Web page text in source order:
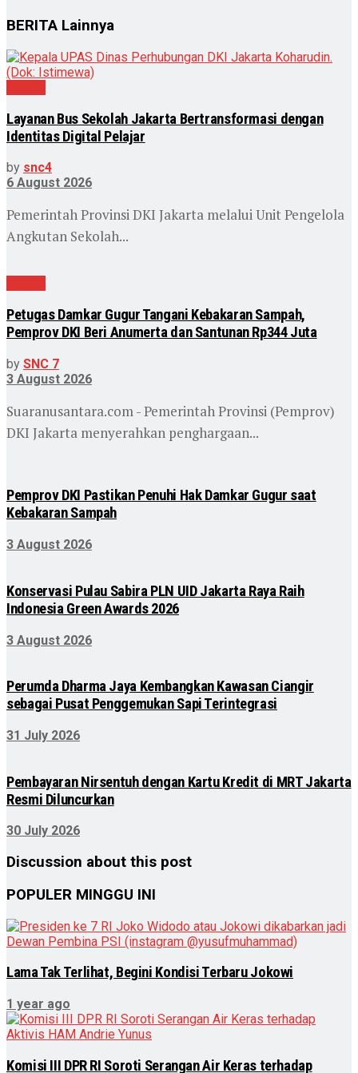
BERITA Lainnya
Layanan Bus Sekolah Jakarta Bertransformasi dengan
Identitas Digital Pelajar
by snc4
6 August 2026
Pemerintah Provinsi DKI Jakarta melalui Unit Pengelola
Angkutan Sekolah...
Petugas Damkar Gugur Tangani Kebakaran Sampah,
Pemprov DKI Beri Anumerta dan Santunan Rp344 Juta
by SNC 7
3 August 2026
Suaranusantara.com - Pemerintah Provinsi (Pemprov)
DKI Jakarta menyerahkan penghargaan...
Pemprov DKI Pastikan Penuhi Hak Damkar Gugur saat
Kebakaran Sampah
3 August 2026
Konservasi Pulau Sabira PLN UID Jakarta Raya Raih
Indonesia Green Awards 2026
3 August 2026
Perumda Dharma Jaya Kembangkan Kawasan Ciangir
sebagai Pusat Penggemukan Sapi Terintegrasi
31 July 2026
Pembayaran Nirsentuh dengan Kartu Kredit di MRT Jakarta
Resmi Diluncurkan
30 July 2026
Discussion about this post
POPULER MINGGU INI
Lama Tak Terlihat, Begini Kondisi Terbaru Jokowi
1 year ago
Komisi III DPR RI Soroti Serangan Air Keras terhadap